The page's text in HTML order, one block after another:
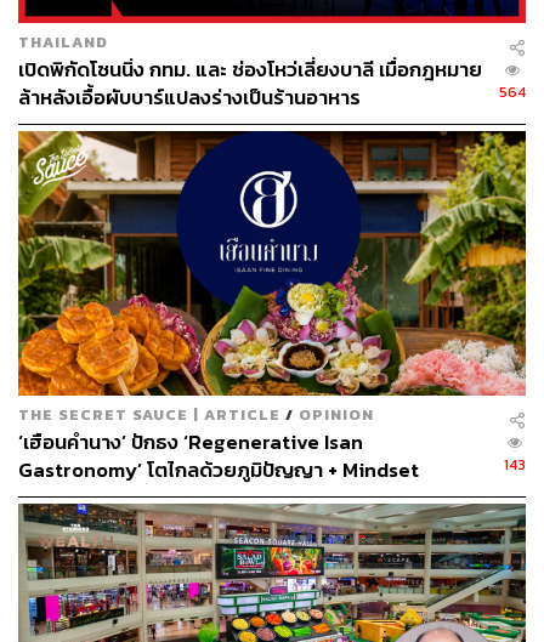
THAILAND
เปิดพิกัดโซนนิ่ง กทม. และ ช่องโหว่เลี่ยงบาลี เมื่อกฎหมาย
ล้าหลังเอื้อผับบาร์แปลงร่างเป็นร้านอาหาร
564
THE SECRET SAUCE | ARTICLE / OPINION
‘เฮือนคำนาง’ ปักธง ‘Regenerative Isan
Gastronomy’ โตไกลด้วยภูมิปัญญา + Mindset
143